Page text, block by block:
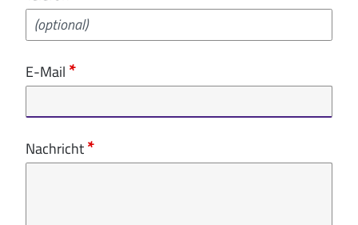
E-Mail
Nachricht